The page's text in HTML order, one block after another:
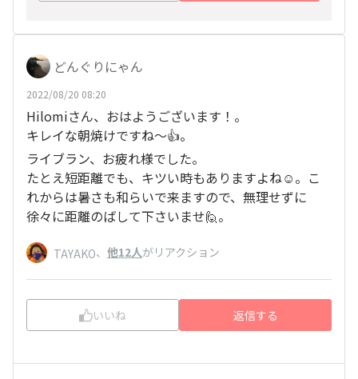
どんぐりにゃん
2022/08/20 08:20
Hilomiさん、おはようございます！。
キレイな朝焼けですね〜👍。
ライブラン、お疲れ様でした。
たとえ短距離でも、キツい時もありますよね☺️。こ
れからは暑さも和らいで来ますので、無理せずに
徐々に距離のばして下さいませ🙋。
TAYAKO、 他12人がリアクション
いいね 返信する